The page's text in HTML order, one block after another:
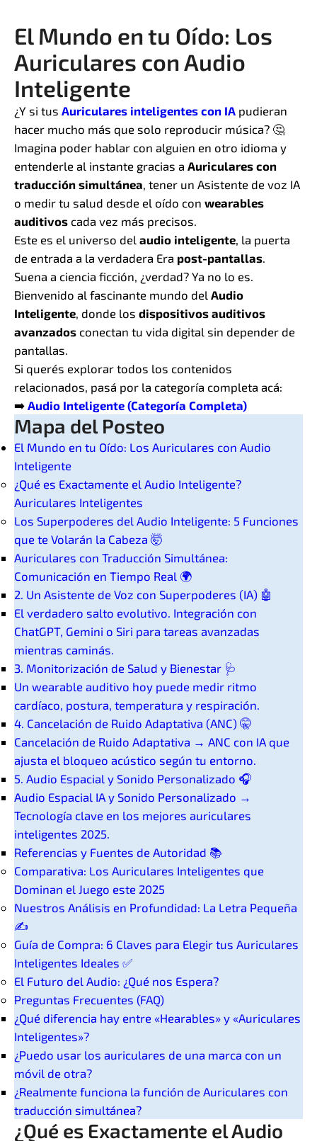
El Mundo en tu Oído: Los
Auriculares con Audio
Inteligente
¿Y si tus Auriculares inteligentes con IA pudieran
hacer mucho más que solo reproducir música? 🤔
Imagina poder hablar con alguien en otro idioma y
entenderle al instante gracias a Auriculares con
traducción simultánea, tener un Asistente de voz IA
o medir tu salud desde el oído con wearables
auditivos cada vez más precisos.
Este es el universo del audio inteligente, la puerta
de entrada a la verdadera Era post-pantallas.
Suena a ciencia ficción, ¿verdad? Ya no lo es.
Bienvenido al fascinante mundo del Audio
Inteligente, donde los dispositivos auditivos
avanzados conectan tu vida digital sin depender de
pantallas.
Si querés explorar todos los contenidos
relacionados, pasá por la categoría completa acá:
➡️ Audio Inteligente (Categoría Completa)
Mapa del Posteo
El Mundo en tu Oído: Los Auriculares con Audio
Inteligente
¿Qué es Exactamente el Audio Inteligente?
Auriculares Inteligentes
Los Superpoderes del Audio Inteligente: 5 Funciones
que te Volarán la Cabeza 🤯
Auriculares con Traducción Simultánea:
Comunicación en Tiempo Real 🌍
2. Un Asistente de Voz con Superpoderes (IA) 🤖
El verdadero salto evolutivo. Integración con
ChatGPT, Gemini o Siri para tareas avanzadas
mientras caminás.
3. Monitorización de Salud y Bienestar 🩺
Un wearable auditivo hoy puede medir ritmo
cardíaco, postura, temperatura y respiración.
4. Cancelación de Ruido Adaptativa (ANC) 🤫
Cancelación de Ruido Adaptativa → ANC con IA que
ajusta el bloqueo acústico según tu entorno.
5. Audio Espacial y Sonido Personalizado 🎧
Audio Espacial IA y Sonido Personalizado →
Tecnología clave en los mejores auriculares
inteligentes 2025.
Referencias y Fuentes de Autoridad 📚
Comparativa: Los Auriculares Inteligentes que
Dominan el Juego este 2025
Nuestros Análisis en Profundidad: La Letra Pequeña
✍️
Guía de Compra: 6 Claves para Elegir tus Auriculares
Inteligentes Ideales ✅
El Futuro del Audio: ¿Qué nos Espera?
Preguntas Frecuentes (FAQ)
¿Qué diferencia hay entre «Hearables» y «Auriculares
Inteligentes»?
¿Puedo usar los auriculares de una marca con un
móvil de otra?
¿Realmente funciona la función de Auriculares con
traducción simultánea?
¿Qué es Exactamente el Audio